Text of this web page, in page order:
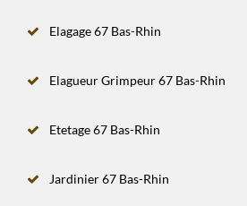
Elagage 67 Bas-Rhin
Elagueur Grimpeur 67 Bas-Rhin
Etetage 67 Bas-Rhin
Jardinier 67 Bas-Rhin